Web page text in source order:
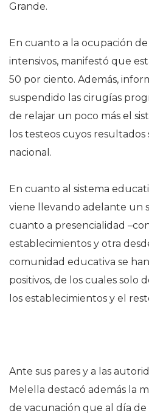
Grande.
En cuanto a la ocupación
intensivos, manifestó que
50 por ciento. Además,
suspendido las cirugías
de relajar un poco más el
los testeos cuyos resultados
nacional.
En cuanto al sistema
viene llevando adelante un
cuanto a presencialidad
establecimientos y otra
comunidad educativa se
positivos, de los cuales solo
los establecimientos y el
Ante sus pares y a las
Melella destacó además la
de vacunación que al día